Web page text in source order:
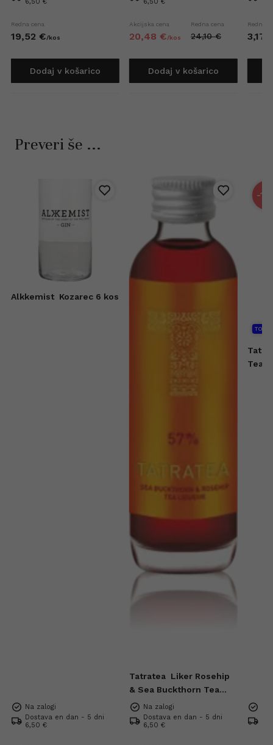
6,50 €
Redna cena
19,52 €/kos
Dodaj v košarico
6,50 €
Akcijska cena
20,48 €/kos
Redna cena
24,10 €
Dodaj v košarico
Redna
3,17
Preveri še ...
Alkkemist Kozarec 6 kos
Na zalogi
Dostava en dan - 5 dni
6,50 €
Tatratea Liker Rosehip
& Sea Buckthorn Tea
Mini 57% 0,04l
Na zalogi
Dostava en dan - 5 dni
6,50 €
-15
TOP
Tea